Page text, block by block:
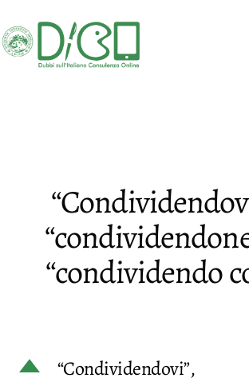
al
contenuto
“condividendo
D
“Condividendovi”,